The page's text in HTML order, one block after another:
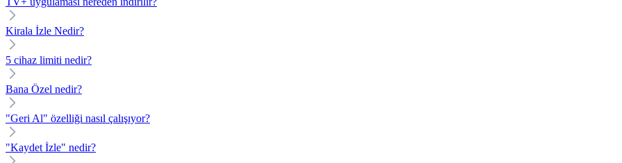
Kirala İzle Nedir?
5 cihaz limiti nedir?
Bana Özel nedir?
"Geri Al" özelliği nasıl çalışıyor?
"Kaydet İzle" nedir?